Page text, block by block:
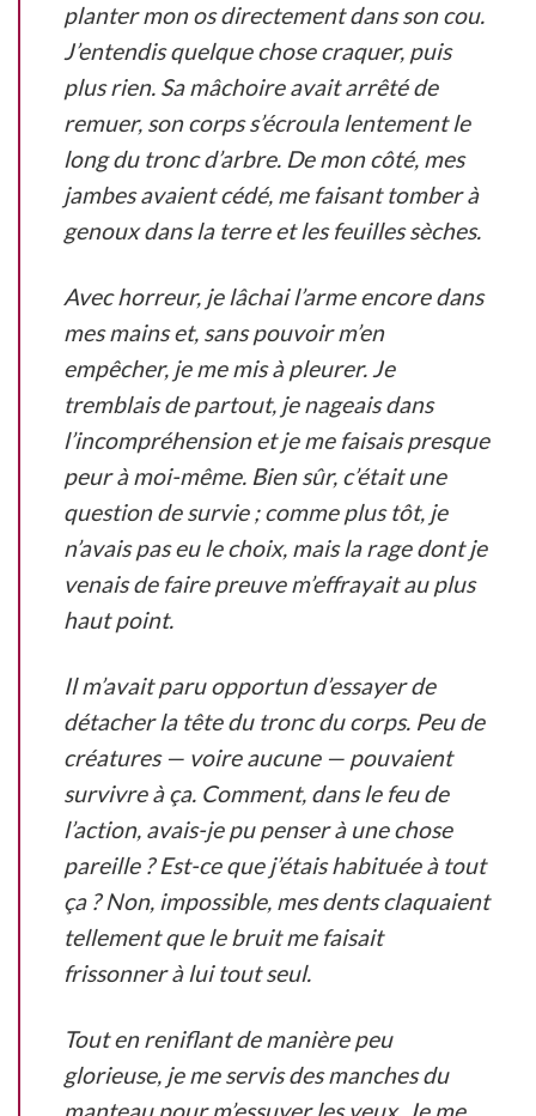
planter mon os directement dans son cou.
J’entendis quelque chose craquer, puis
plus rien. Sa mâchoire avait arrêté de
remuer, son corps s’écroula lentement le
long du tronc d’arbre. De mon côté, mes
jambes avaient cédé, me faisant tomber à
genoux dans la terre et les feuilles sèches.
Avec horreur, je lâchai l’arme encore dans
mes mains et, sans pouvoir m’en
empêcher, je me mis à pleurer. Je
tremblais de partout, je nageais dans
l’incompréhension et je me faisais presque
peur à moi-même. Bien sûr, c’était une
question de survie ; comme plus tôt, je
n’avais pas eu le choix, mais la rage dont je
venais de faire preuve m’effrayait au plus
haut point.
Il m’avait paru opportun d’essayer de
détacher la tête du tronc du corps. Peu de
créatures — voire aucune — pouvaient
survivre à ça. Comment, dans le feu de
l’action, avais-je pu penser à une chose
pareille ? Est-ce que j’étais habituée à tout
ça ? Non, impossible, mes dents claquaient
tellement que le bruit me faisait
frissonner à lui tout seul.
Tout en reniflant de manière peu
glorieuse, je me servis des manches du